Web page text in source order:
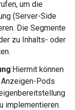
um die
(Server-Side
Die Segmente
zu Inhalts- oder
:Hiermit können
Pods
implementieren.